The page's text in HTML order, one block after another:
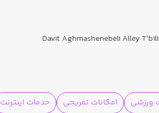
ورزشی امکانات تفریحی خدمات اینترنت